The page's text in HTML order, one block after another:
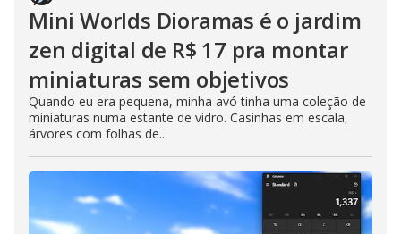
Mini Worlds Dioramas é o jardim
zen digital de R$ 17 pra montar
miniaturas sem objetivos
Quando eu era pequena, minha avó tinha uma coleção de
miniaturas numa estante de vidro. Casinhas em escala,
árvores com folhas de...